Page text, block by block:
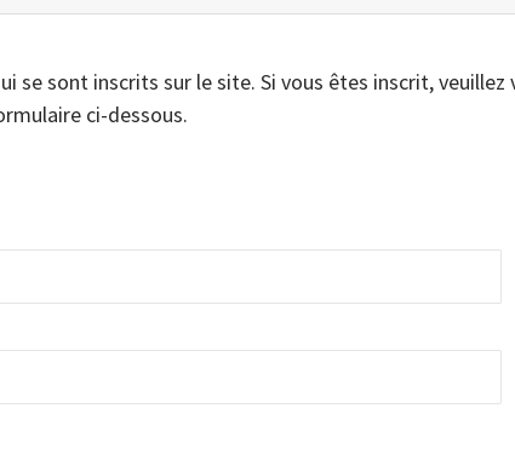
se sont inscrits sur le site. Si vous êtes inscrit, veuillez
ci-dessous.